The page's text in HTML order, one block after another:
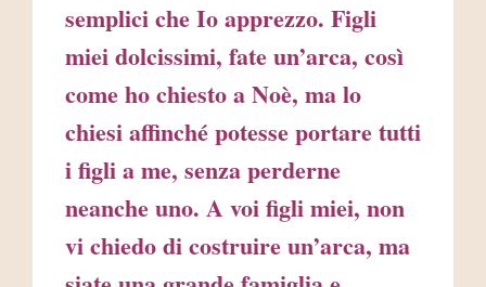
semplici che Io apprezzo. Figli
miei dolcissimi, fate un’arca, così
come ho chiesto a Noè,​ ma lo
chiesi affinché potesse portare tutti
i figli a me, senza perderne
neanche uno. A voi figli miei, non
vi chiedo di costruire un’arca, ma